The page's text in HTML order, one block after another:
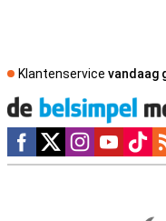
Klantenservice vandaag
Social media